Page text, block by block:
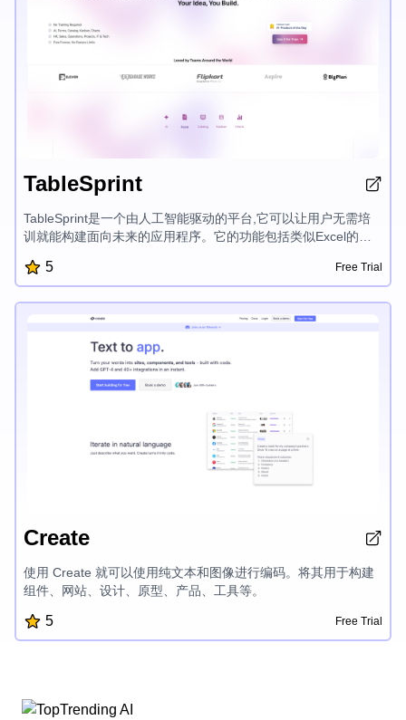
TableSprint
TableSprint是一个由人工智能驱动的平台,它可以让用户无需培
训就能构建面向未来的应用程序。它的功能包括类似Excel的界
无限的仪表盘、表单和应用程序,用户可以在几分钟内开始并创建
无缝同步的应用程序。
5 Free Trial
Create
使用 Create 就可以使用纯文本和图像进行编码。将其用于构建
组件、网站、设计、原型、产品、工具等。
5 Free Trial